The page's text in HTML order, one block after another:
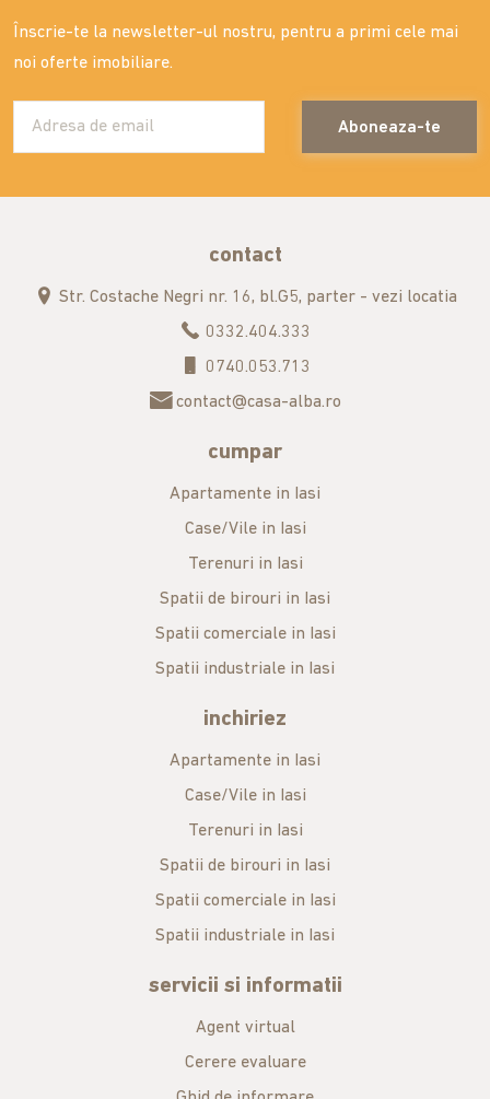
Înscrie-te la newsletter-ul nostru, pentru a primi cele mai
noi oferte imobiliare.
Aboneaza-te
contact
Str. Costache Negri nr. 16, bl.G5, parter - vezi locatia
0332.404.333
0740.053.713
contact@casa-alba.ro
cumpar
Apartamente in Iasi
Case/Vile in Iasi
Terenuri in Iasi
Spatii de birouri in Iasi
Spatii comerciale in Iasi
Spatii industriale in Iasi
inchiriez
Apartamente in Iasi
Case/Vile in Iasi
Terenuri in Iasi
Spatii de birouri in Iasi
Spatii comerciale in Iasi
Spatii industriale in Iasi
servicii si informatii
Agent virtual
Cerere evaluare